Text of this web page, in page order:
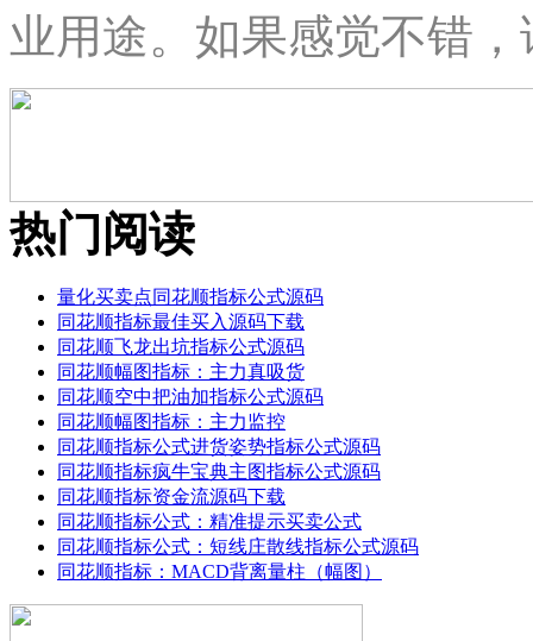
业用途。如果感觉不错
热门阅读
量化买卖点同花顺指标公式源码
同花顺指标最佳买入源码下载
同花顺飞龙出坑指标公式源码
同花顺幅图指标：主力真吸货
同花顺空中把油加指标公式源码
同花顺幅图指标：主力监控
同花顺指标公式进货姿势指标公式源码
同花顺指标疯牛宝典主图指标公式源码
同花顺指标资金流源码下载
同花顺指标公式：精准提示买卖公式
同花顺指标公式：短线庄散线指标公式源码
同花顺指标：MACD背离量柱（幅图）